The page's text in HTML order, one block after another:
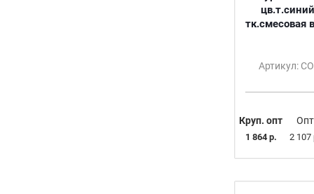
тк.смесовая
Артикул:
Круп. опт
1 864 р.
Опт
2 107